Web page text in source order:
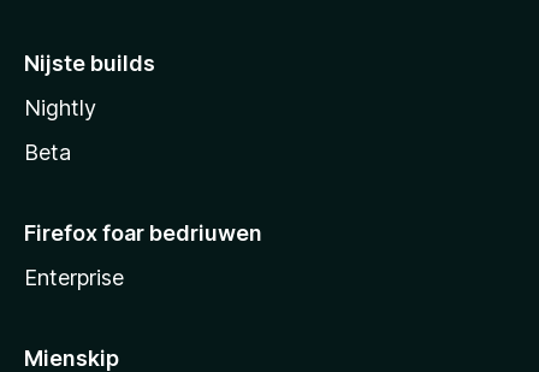
Nijste builds
Nightly
Beta
Firefox foar bedriuwen
Enterprise
Mienskip